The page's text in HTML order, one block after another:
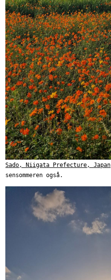
Sado, Niigata Prefecture, Japan
sensommeren også.